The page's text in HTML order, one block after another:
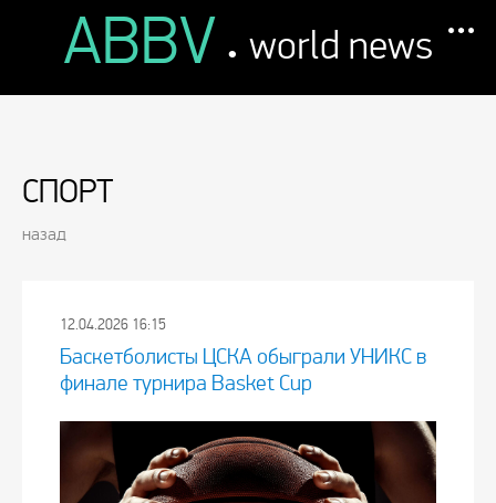
ABBV . world news
СПОРТ
назад
12.04.2026 16:15
Баскетболисты ЦСКА обыграли УНИКС в
финале турнира Basket Cup